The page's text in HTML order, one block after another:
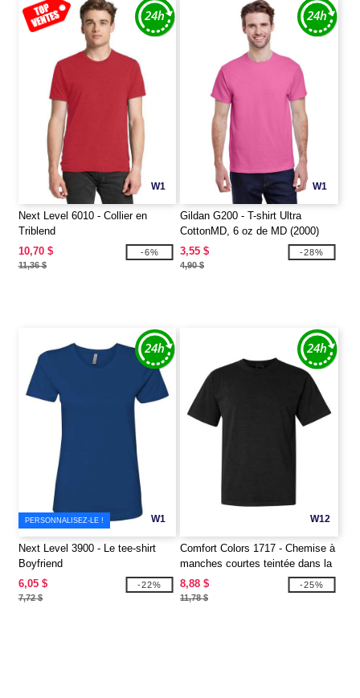
W1
Next Level 6010 - Collier en
Triblend
10,70 $
11,36 $
-6%
W1
Gildan G200 - T-shirt Ultra
CottonMD, 6 oz de MD (2000)
3,55 $
4,90 $
-28%
W1
PERSONNALISEZ-LE !
Next Level 3900 - Le tee-shirt
Boyfriend
6,05 $
7,72 $
-22%
W12
Comfort Colors 1717 - Chemise à
manches courtes teintée dans la
masse
8,88 $
11,78 $
-25%